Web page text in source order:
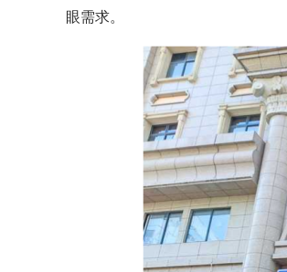
眼需求。